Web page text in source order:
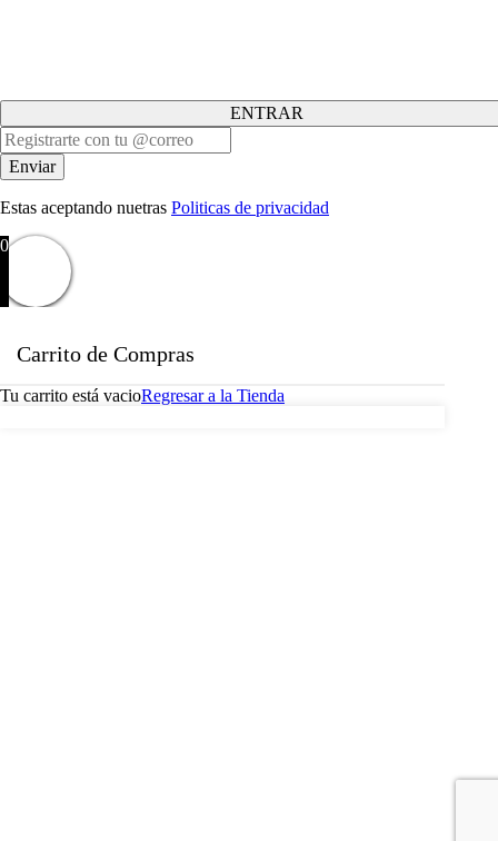
ENTRAR
Estas aceptando nuetras Politicas de privacidad
0
Carrito de Compras
Tu carrito está vacioRegresar a la Tienda